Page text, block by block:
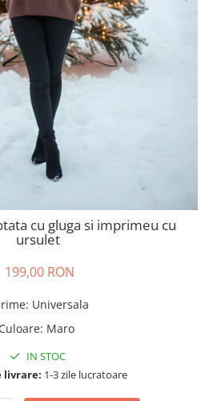
cu gluga si imprimeu cu
ursulet
199,00 RON
: Universala
Culoare: Maro
IN STOC
livrare: 1-3 zile lucratoare